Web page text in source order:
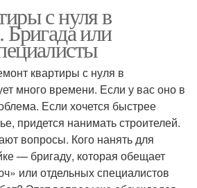
Бюджетный интерьер
Комната к
косметическому
ремонту
с нуля в
Бригада или
квартиры с нуля в
много времени. Если у вас оно в
Если хочется быстрее
придется нанимать строителей.
вопросы. Кого нанять для
— бригаду, которая обещает
или отдельных специалистов